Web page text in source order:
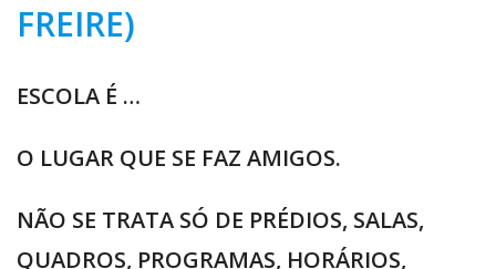
FREIRE)
ESCOLA É …
O LUGAR QUE SE FAZ AMIGOS.
NÃO SE TRATA SÓ DE PRÉDIOS, SALAS,
QUADROS, PROGRAMAS, HORÁRIOS,